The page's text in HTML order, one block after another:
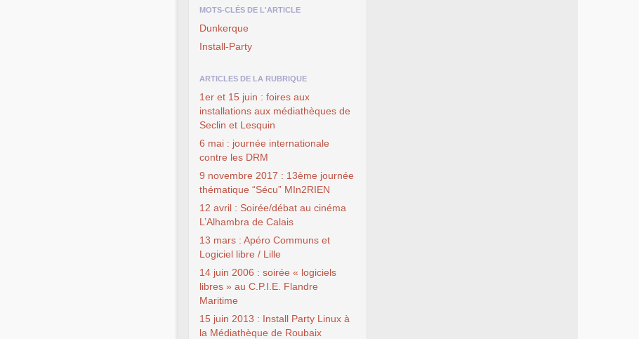
MOTS-CLÉS DE L'ARTICLE
Dunkerque
Install-Party
ARTICLES DE LA RUBRIQUE
1er et 15 juin : foires aux
installations aux médiathèques de
Seclin et Lesquin
6 mai : journée internationale
contre les DRM
9 novembre 2017 : 13ème journée
thématique “Sécu” MIn2RIEN
12 avril : Soirée/débat au cinéma
L’Alhambra de Calais
13 mars : Apéro Communs et
Logiciel libre / Lille
14 juin 2006 : soirée « logiciels
libres » au C.P.I.E. Flandre
Maritime
15 juin 2013 : Install Party Linux à
la Médiathèque de Roubaix